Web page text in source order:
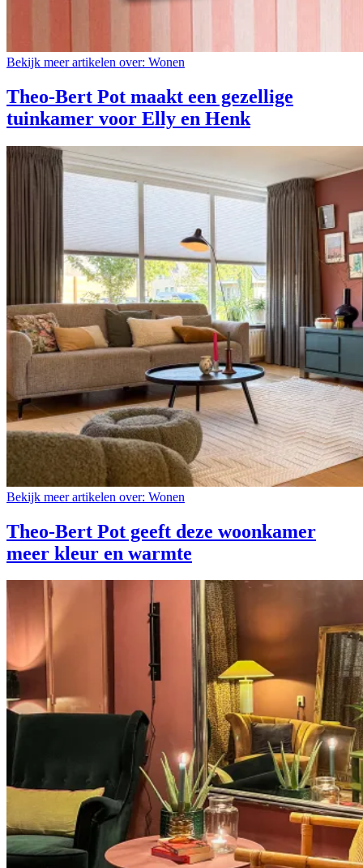
Bekijk meer artikelen over: Wonen
Theo-Bert Pot maakt een gezellige
tuinkamer voor Elly en Henk
Bekijk meer artikelen over: Wonen
Theo-Bert Pot geeft deze woonkamer
meer kleur en warmte